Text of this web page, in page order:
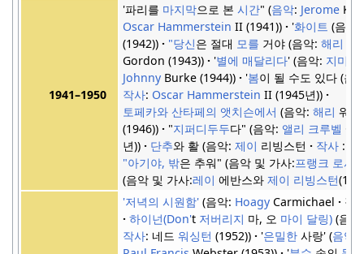
1941–1950
'파리를 마지막으로 본 시간" 음악: Jerome
Oscar Hammerstein II (1941) '화이트 음악
(1942)
"당신은 절대 모를 거야 음악: 해리
Gordon (1943)
'별에 매달리다' 음악: 지미
JohnnyBurke (1944) '봄이 될 수도 있다 음
작사: Oscar Hammerstein II (1945년)
토페카와 산타페의 앳치슨에서 음악: 해리 워렌
(1946)
"지퍼디두두다" 음악: 앨리 크루벨
년)
단추와 활 음악: 제이 리빙스턴 작사:
"아기야, 밖은 추워" 음악 및 가사:프랭크 로서
음악 및 가사:레이 에반스와 제이 리빙스턴
'저녁의 시원함' 음악: HoagyCarmichael
작
하이넌(Don't저버리지 마, 오 마이 달링) 음
작사: 네드 워싱턴 (1952) '은밀한사랑' 음악